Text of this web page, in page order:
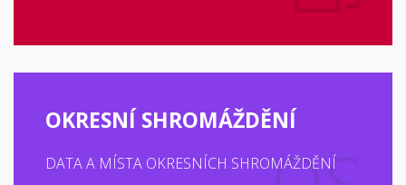
OKRESNÍ SHROMÁŽDĚNÍ
DATA A MÍSTA OKRESNÍCH SHROMÁŽDĚNÍ